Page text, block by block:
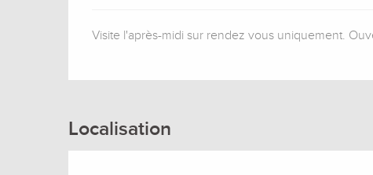
Visite l'après-midi sur rendez vous uniquement.
Localisation